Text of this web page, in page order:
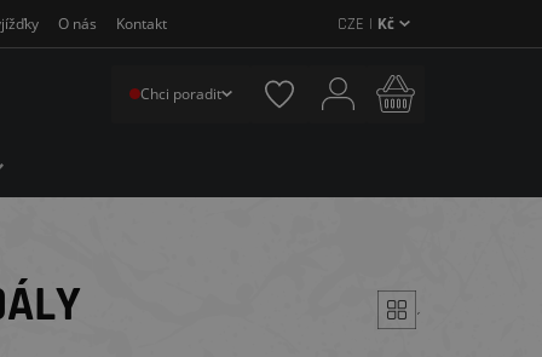
O nás Kontakt CZE | Kč
Chci poradit
´